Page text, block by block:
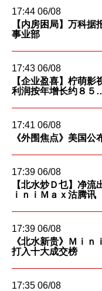
期货合约
股票期权
认股证
结构性产品
交易所买卖基金
可收回牛熊证
外汇交易
「期货宝」免费试用
「期货宝」
股票期权宝
「港股易」(简体版)
MT4
光证财富高 用户指南
交易示范
短片教室
17:44 06/08
【内房困局】万科
事业部
17:43 06/08
【企业盈喜】柠萌
利润按年增长约８５
17:41 06/08
《外围焦点》美国公
17:39 06/08
【北水炒Ｄ乜】净流
ｉｎｉＭａｘ沽腾讯
17:39 06/08
《北水新贵》Ｍｉ
打入十大成交榜
17:35 06/08